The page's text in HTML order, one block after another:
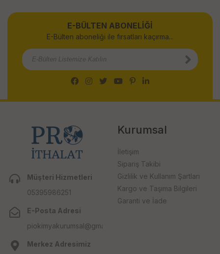
E-BÜLTEN ABONELİĞİ
E-Bülten aboneliği ile fırsatları kaçırma...
Müşteri Hizmetleri
05395986251
E-Posta Adresi
piokimyakurumsal@gmail.com
Merkez Adresimiz
Kurumsal
İletişim
Sipariş Takibi
Gizlilik ve Kullanım Şartları
Kargo ve Taşıma Bilgileri
Garanti ve İade